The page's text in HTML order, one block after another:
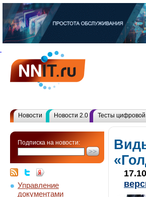
Новости Новости 2.0 Тесты цифровой
Подписка на новости:
Управление
документами